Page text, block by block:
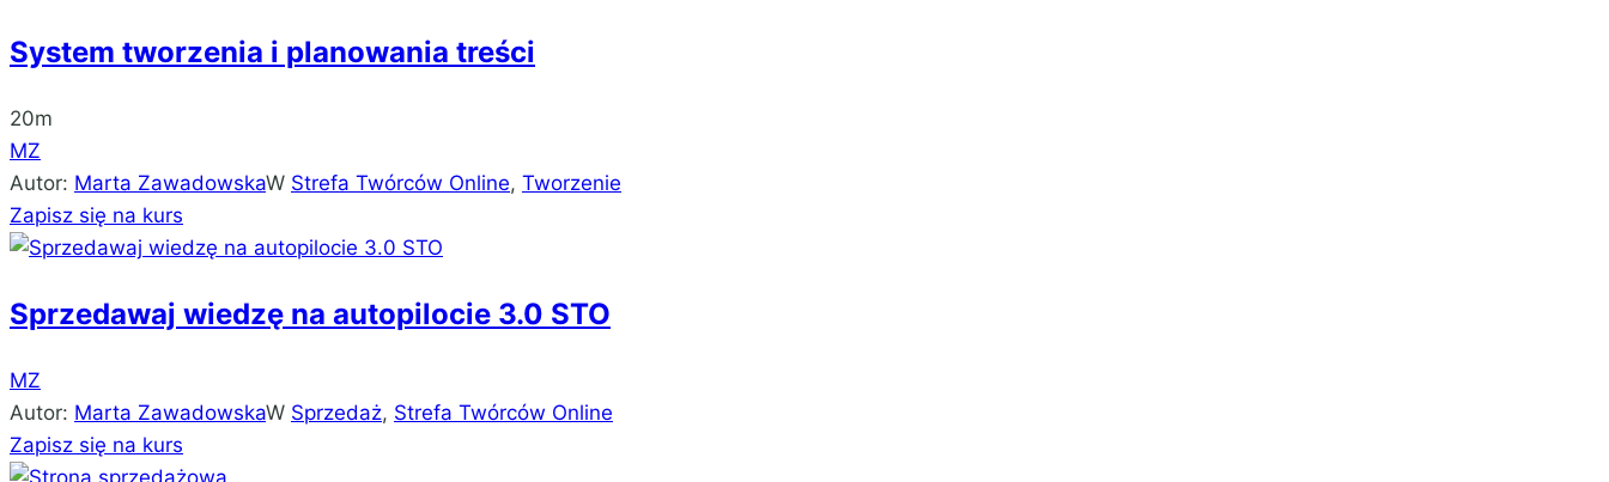
System tworzenia i planowania treści
20m
MZ
Autor: Marta ZawadowskaW Strefa Twórców Online, Tworzenie
Zapisz się na kurs
Sprzedawaj wiedzę na autopilocie 3.0 STO
MZ
Autor: Marta ZawadowskaW Sprzedaż, Strefa Twórców Online
Zapisz się na kurs